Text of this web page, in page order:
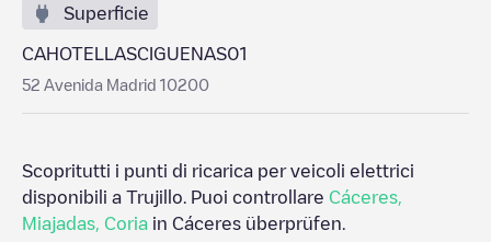
Superficie
CAHOTELLASCIGUENAS01
52 Avenida Madrid 10200
Scopritutti i punti di ricarica per veicoli elettrici
disponibili a Trujillo . Puoi controllare Cáceres
Miajadas Coria in Cáceres überprüfen.